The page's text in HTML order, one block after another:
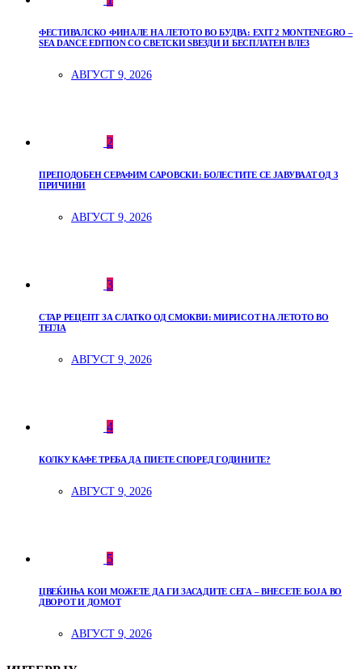
ФЕСТИВАЛСКО ФИНАЛЕ НА ЛЕТОТО ВО БУДВА: EXIT 2 MONTENEGRO –
SEA DANCE EDITION СО СВЕТСКИ ЅВЕЗДИ И БЕСПЛАТЕН ВЛЕЗ
АВГУСТ 9, 2026
2
ПРЕПОДОБЕН СЕРАФИМ САРОВСКИ: БОЛЕСТИТЕ СЕ ЈАВУВААТ ОД 3
ПРИЧИНИ
АВГУСТ 9, 2026
3
СТАР РЕЦЕПТ ЗА СЛАТКО ОД СМОКВИ: МИРИСОТ НА ЛЕТОТО ВО
ТЕГЛА
АВГУСТ 9, 2026
4
КОЛКУ КАФЕ ТРЕБА ДА ПИЕТЕ СПОРЕД ГОДИНИТЕ?
АВГУСТ 9, 2026
5
ЦВЕЌИЊА КОИ МОЖЕТЕ ДА ГИ ЗАСАДИТЕ СЕГА – ВНЕСЕТЕ БОЈА ВО
ДВОРОТ И ДОМОТ
АВГУСТ 9, 2026